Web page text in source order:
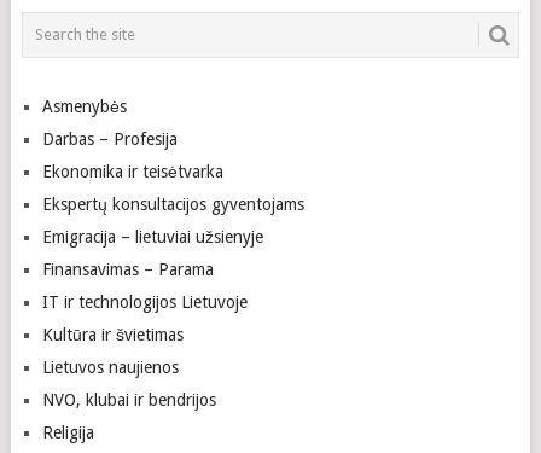
Asmenybės
Darbas – Profesija
Ekonomika ir teisėtvarka
Ekspertų konsultacijos gyventojams
Emigracija – lietuviai užsienyje
Finansavimas – Parama
IT ir technologijos Lietuvoje
Kultūra ir švietimas
Lietuvos naujienos
NVO, klubai ir bendrijos
Religija